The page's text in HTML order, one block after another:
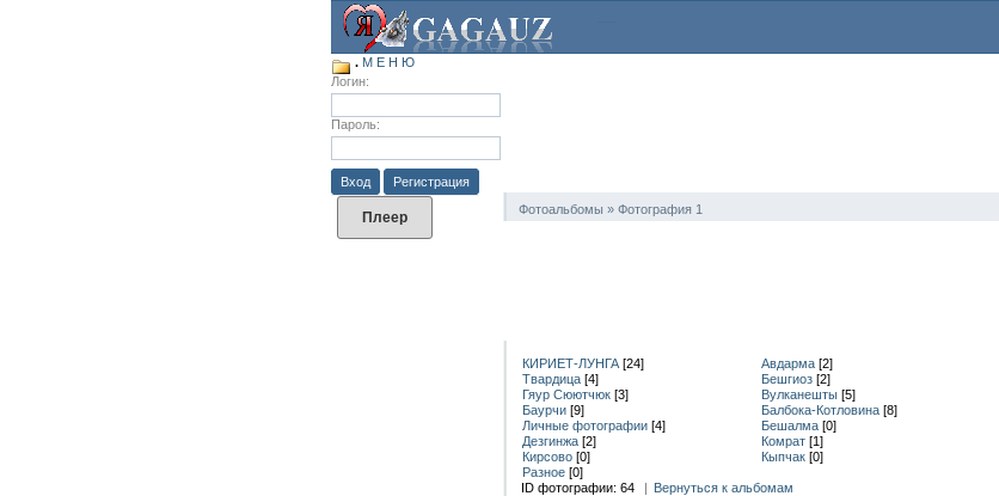
.М Е Н Ю
Логин:
Пароль:
Вход
Регистрация
Фотоальбомы » Фотография 1
КИРИЕТ-ЛУНГА [24] Авдарма [2]
Твардица [4] Бешгиоз [2]
Гяур Сюютчюк [3] Вулканешты [5]
Баурчи [9] Балбока-Котловина [8]
Личные фотографии [4] Бешалма [0]
Дезгинжа [2] Комрат [1]
Кирсово [0] Кыпчак [0]
Разное [0]
ID фотографии: 64 | Вернуться к альбомам
Плеер